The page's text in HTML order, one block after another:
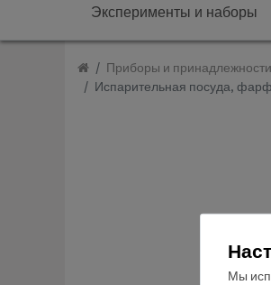
Эксперименты и наборы
Приборы и принадлежности
Испарительная посуда,
Мы